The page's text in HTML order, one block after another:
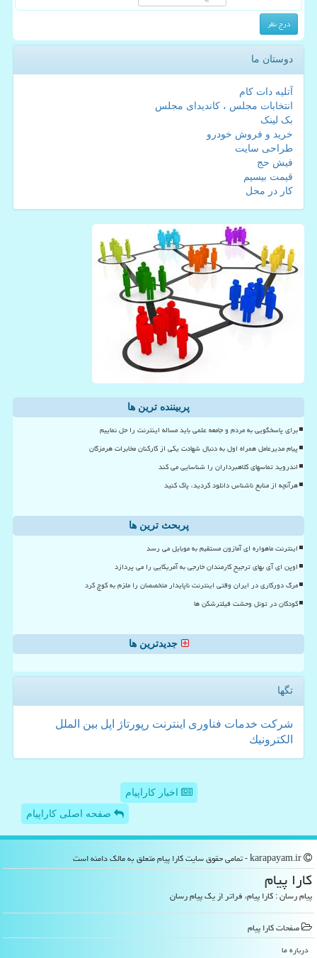
دوستان ما
آتلیه دات کام
انتخابات مجلس ، کاندیدای مجلس
بک لینک
خرید و فروش خودرو
طراحی سایت
فیش حج
قیمت بیسیم
کار در محل
پربیننده ترین ها
برای پاسخگویی به مردم و جامعه علمی باید مساله اینترنت را حل نماییم
پیام مدیرعامل همراه اول به دنبال شهادت یکی از کارکنان مخابرات هرمزگان
اندروید تماسهای کلاهبرداران را شناسایی می کند
هرآنچه از منابع ناشناس دانلود کردید، پاک کنید
پربحث ترین ها
اینترنت ماهواره ای آمازون مستقیم به موبایل می رسد
اوپن ای آی بهای ترجیح کارمندان خارجی به آمریکایی را می پردازد
مرگ دورکاری در ایران وقتی اینترنت ناپایدار متخصصان را ملزم به کوچ کرد
کودکان در تونل وحشت فیلترشکن ها
جدیدترین ها
تگها
شركت خدمات فناوری اینترنت رپورتاژ اپل بین الملل
الكترونیك
اخبار کاراپیام
صفحه اصلی کاراپیام
كارا پیام
پیام رسان : کارا پیام، فراتر از یک پیام رسان
صفحات كارا پیام
درباره ما